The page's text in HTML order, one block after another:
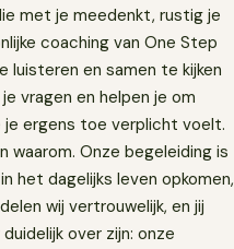
met je meedenkt, rustig je
coaching van One Step
luisteren en samen te kijken
vragen en helpen je om
je ergens toe verplicht voelt.
Onze begeleiding is
het dagelijks leven opkomen,
wij vertrouwelijk, en jij
over zijn: onze